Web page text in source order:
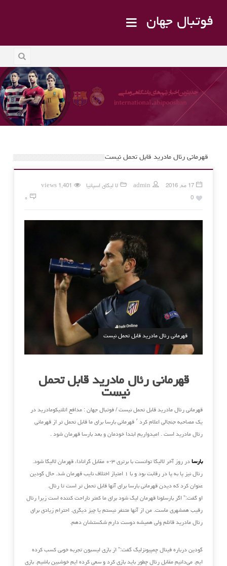
فوتبال جهان
قهرمانی رئال مادرید قابل تحمل نیست
17 مه, 2016 admin لا لیگای اسپانیا
1,401 views
0
۰
قهرمانی رئال مادرید قابل تحمل نیست
قهرمانی رئال مادرید قابل تحمل
نیست
قهرمانی رئال مادرید قابل تحمل نیست / فوتبال جهان : مدافع اتلتیکومادرید در
یک مصاحبه جنجالی اعلام کرد ٬ قهرمانی بارسا برای ما قابل تحمل تر از قهرمانی
رئال مادرید است . امیدواریم ابتدا خودمان و بعد بارسا قهرمان شود .
بارسا
در روز آخر لالیگا توانست با برتری ۳-۰ مقابل گرانادا، قهرمان لالیگا شود.
رئال نیز پا به پا در رقابت بود و با ۱ امتیاز اختلاف نایب قهرمان شد. حال گودین
عنوان کرد که دیدن قهرمانی بارسا برای آنها قابل تحمل تر است تا رئال.
او گفت:” اگر بارسلونا قهرمان لیگ شود برای ما کمتر ناراحت کننده است زیرا رئال
رقیب همشهری ماست. من از آنها متنفر نیستم یا چیز دیگری. احترام زیادی برای
رئال مادرید قائلم ولی همیشه دوست دارم شکستشان دهم.
گودین درباره فینال چمپیونزلیگ گفت:” از بازی لیسبون تجربه خوبی کسب کرده
ایم. می‌دانیم مقابل رئال چطور باید بازی کرد و سعی کرده ایم خوشبین باشیم. بازی